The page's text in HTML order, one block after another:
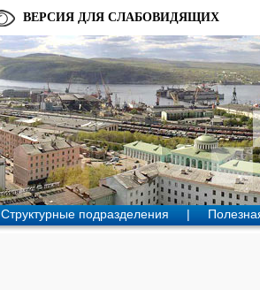
ВЕРСИЯ ДЛЯ СЛАБОВИДЯЩИХ
Структурные подразделения |